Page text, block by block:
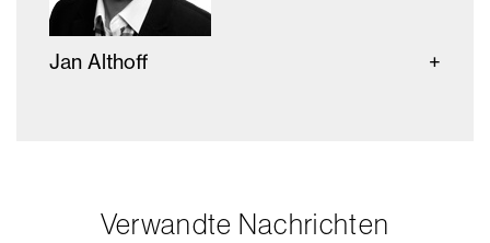
Jan Althoff
Verwandte Nachrichten